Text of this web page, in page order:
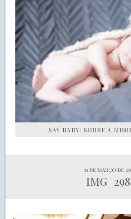
SAY BABY: SOBRE A
11 de março de